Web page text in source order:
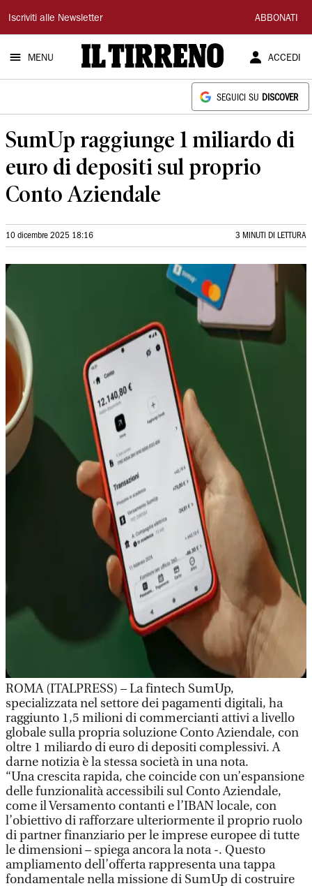
Il
Tirreno
Iscriviti alle Newsletter ABBONATI
MENU ACCEDI
SEGUICI SU DISCOVER
SumUp raggiunge 1 miliardo di
euro di depositi sul proprio
Conto Aziendale
10 dicembre 2025 18:16 3 MINUTI DI LETTURA
ROMA (ITALPRESS) – La fintech SumUp,
specializzata nel settore dei pagamenti digitali, ha
raggiunto 1,5 milioni di commercianti attivi a livello
globale sulla propria soluzione Conto Aziendale, con
oltre 1 miliardo di euro di depositi complessivi. A
darne notizia è la stessa società in una nota.
“Una crescita rapida, che coincide con un’espansione
delle funzionalità accessibili sul Conto Aziendale,
come il Versamento contanti e l’IBAN locale, con
l’obiettivo di rafforzare ulteriormente il proprio ruolo
di partner finanziario per le imprese europee di tutte
le dimensioni – spiega ancora la nota -. Questo
ampliamento dell’offerta rappresenta una tappa
fondamentale nella missione di SumUp di costruire